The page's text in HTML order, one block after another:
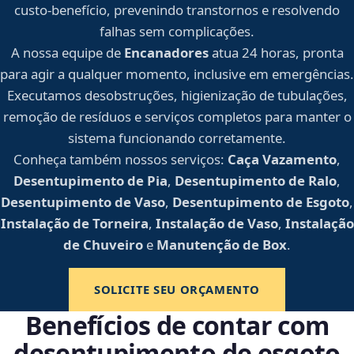
custo-benefício, prevenindo transtornos e resolvendo
falhas sem complicações.
A nossa equipe de Encanadoresatua 24 horas, pronta
para agir a qualquer momento, inclusive em emergências.
Executamos desobstruções, higienização de tubulações,
remoção de resíduos e serviços completos para manter o
sistema funcionando corretamente.
Conheça também nossos serviços: Caça Vazamento,
Desentupimento de Pia, Desentupimento de Ralo,
Desentupimento de Vaso, Desentupimento de Esgoto,
Instalação de Torneira, Instalação de Vaso, Instalação
de Chuveiro e Manutenção de Box.
SOLICITE SEU ORÇAMENTO
Benefícios de contar com